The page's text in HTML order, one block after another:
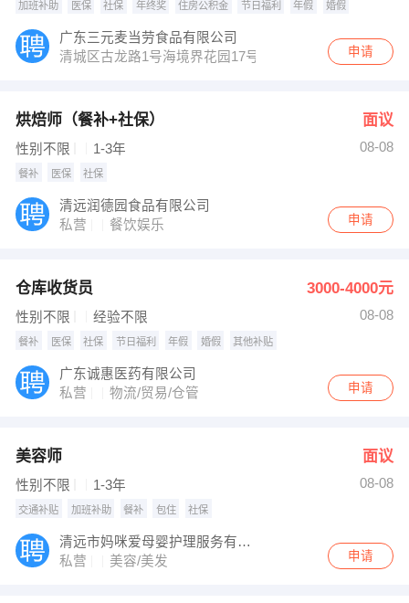
加班补助 医保 社保 年终奖 住房公积金 节日福利 年假 婚假
广东三元麦当劳食品有限公司
清城区古龙路1号海境界花园17号楼首层和二层
申请
烘焙师（餐补+社保） 面议
性别不限 1-3年 08-08
餐补 医保 社保
清远润德园食品有限公司
私营
餐饮娱乐 申请
仓库收货员 3000-4000元
性别不限 经验不限 08-08
餐补 医保 社保 节日福利 年假 婚假 其他补贴
广东诚惠医药有限公司
私营
物流/贸易/仓管 申请
美容师 面议
性别不限 1-3年 08-08
交通补贴 加班补助 餐补 包住 社保
清远市妈咪爱母婴护理服务有限公司
私营
美容/美发 申请